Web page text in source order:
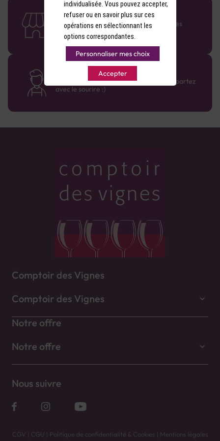
58 caves en France
Retrouvez le réseau Comptoir des Vignes
partout en France !
Des cavistes à votre écoute
Bénéficiez de conseils sur-mesure et repartez
avec le sourire :)
Comptoir des Vignes
Comptoir des Vignes
Notre offre
Notre offre
Nous suivre
CGV | CGU | Politique de confidentialité & Cookies | Mentions légales
individualisée. Vous pouvez accepter,
refuser ou en savoir plus sur ces
opérations en sélectionnant les
options correspondantes.
Personnaliser mes choix
Accepter